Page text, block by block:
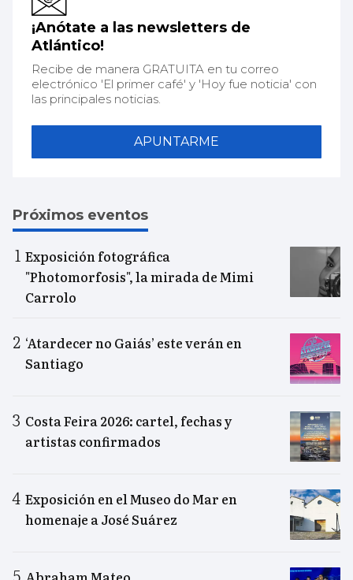
¡Anótate a las newsletters de
Atlántico!
Recibe de manera GRATUITA en tu correo
electrónico 'El primer café' y 'Hoy fue noticia' con
las principales noticias.
APUNTARME
Próximos eventos
Exposición fotográfica
"Photomorfosis", la mirada de Mimi
Carrolo
‘Atardecer no Gaiás’ este verán en
Santiago
Costa Feira 2026: cartel, fechas y
artistas confirmados
Exposición en el Museo do Mar en
homenaje a José Suárez